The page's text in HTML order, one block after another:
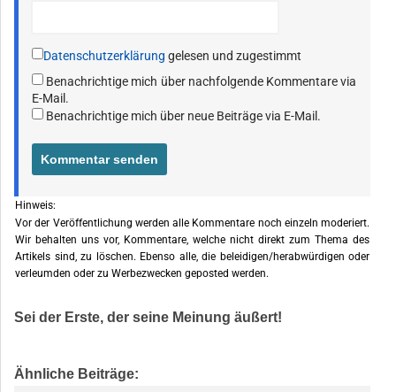
Datenschutzerklärung gelesen und zugestimmt
Benachrichtige mich über nachfolgende Kommentare via
E-Mail.
Benachrichtige mich über neue Beiträge via E-Mail.
Hinweis:
Vor der Veröffentlichung werden alle Kommentare noch einzeln moderiert.
Wir behalten uns vor, Kommentare, welche nicht direkt zum Thema des
Artikels sind, zu löschen. Ebenso alle, die beleidigen/herabwürdigen oder
verleumden oder zu Werbezwecken geposted werden.
Sei der Erste, der seine Meinung äußert!
Ähnliche Beiträge: